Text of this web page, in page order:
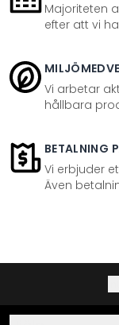
Majoriteten
efter att vi
Vi arbetar
hållbara
BETALNING
Vi erbjuder
Även